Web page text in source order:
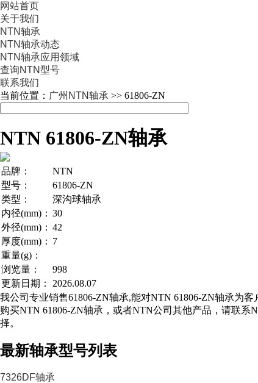
网站首页
关于我们
NTN轴承
NTN轴承动态
NTN轴承应用领域
查询NTN型号
联系我们
当前位置： 广州NTN轴承 >> 61806-ZN
NTN 61806-ZN轴承
品牌：
NTN
型号：
61806-ZN
类型：
深沟球轴承
内径(mm)： 30
外径(mm)： 42
厚度(mm)： 7
重量(g)：
浏览量：
998
更新日期：
2026.08.07
我公司专业销售61806-ZN轴承,能对NTN 61806-ZN轴承为
购买NTN 61806-ZN轴承，或者NTN公司其他产品，请联
择。
最新轴承型号列表
7326DF轴承